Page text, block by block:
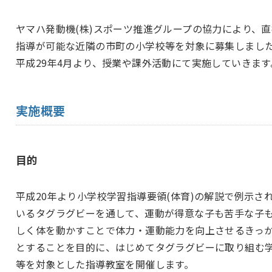
ヤマハ発動機(株)スポーツ推進グループの協力により、
指導が可能な近隣の市町の小学校等を対象に募集しまし
平成29年4月より、授業や課外活動にて実施していきま
実施概要
目的
平成20年より小学校学習指導要領(体育)の解説で例示さ
いるタグラグビーを通して、運動が得意な子も苦手な子
しく体を動かすことで体力・運動能力を向上させるきっ
とすることを目的に、はじめてタグラグビーに取り組む
等を対象とした指導教室を開催します。